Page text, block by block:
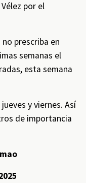
por el
prescriba en
semanas el
esta semana
y viernes. Así
de importancia